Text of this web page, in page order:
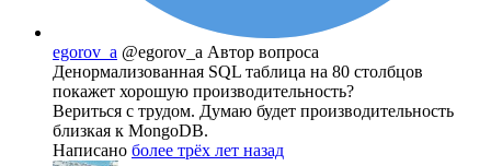
egorov_a @egorov_a Автор вопроса
Денормализованная SQL таблица на 80 столбцов
покажет хорошую производительность?
Вериться с трудом. Думаю будет производительность
близкая к MongoDB.
Написано более трёх лет назад